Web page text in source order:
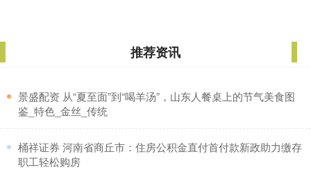
推荐资讯
​景盛配资 从“夏至面”到“喝羊汤”，山东人餐桌上的节气美食图
鉴_特色_金丝_传统
​桶祥证券 河南省商丘市：住房公积金直付首付款新政助力缴存
职工轻松购房